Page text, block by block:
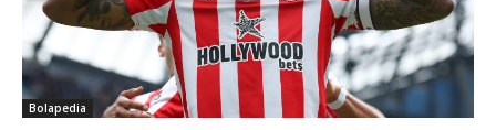
Bolapedia